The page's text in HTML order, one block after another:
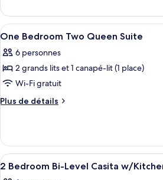
chambre :
Two
Queen
Room
le
type
de
Two
Queen
Afficher
toutes
les
photos
pour
ce
chambre :
One
Bedroom
4
One Bedroom Two Queen Suite
6 personnes
2 grands lits et 1 canapé-lit (1 place)
Wi-Fi gratuit
Plus de détails
Plus
le
type
de
Afficher
toutes
Un
12
2 Bedroom Bi-Level Casita w/